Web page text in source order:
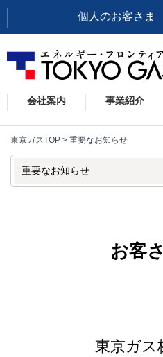
個人のお客さま
会社案内 事業紹介
東京ガスTOP > 重要なお知らせ
重要なお知らせ
お客
東京ガス